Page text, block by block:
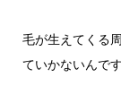
毛が生えてくる
ていかないんで